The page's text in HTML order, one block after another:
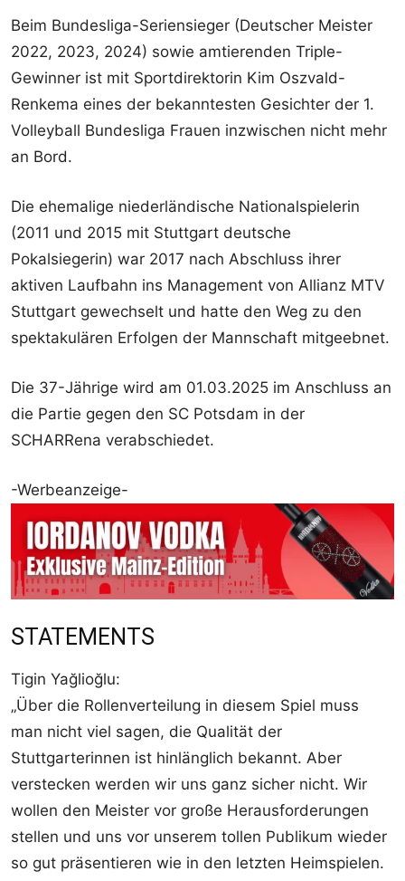
Beim Bundesliga-Seriensieger (Deutscher Meister
2022, 2023, 2024) sowie amtierenden Triple-
Gewinner ist mit Sportdirektorin Kim Oszvald-
Renkema eines der bekanntesten Gesichter der 1.
Volleyball Bundesliga Frauen inzwischen nicht mehr
an Bord.
Die ehemalige niederländische Nationalspielerin
(2011 und 2015 mit Stuttgart deutsche
Pokalsiegerin) war 2017 nach Abschluss ihrer
aktiven Laufbahn ins Management von Allianz MTV
Stuttgart gewechselt und hatte den Weg zu den
spektakulären Erfolgen der Mannschaft mitgeebnet.
Die 37-Jährige wird am 01.03.2025 im Anschluss an
die Partie gegen den SC Potsdam in der
SCHARRena verabschiedet.
-Werbeanzeige-
STATEMENTS
Tigin Yağlioğlu:
„Über die Rollenverteilung in diesem Spiel muss
man nicht viel sagen, die Qualität der
Stuttgarterinnen ist hinlänglich bekannt. Aber
verstecken werden wir uns ganz sicher nicht. Wir
wollen den Meister vor große Herausforderungen
stellen und uns vor unserem tollen Publikum wieder
so gut präsentieren wie in den letzten Heimspielen.